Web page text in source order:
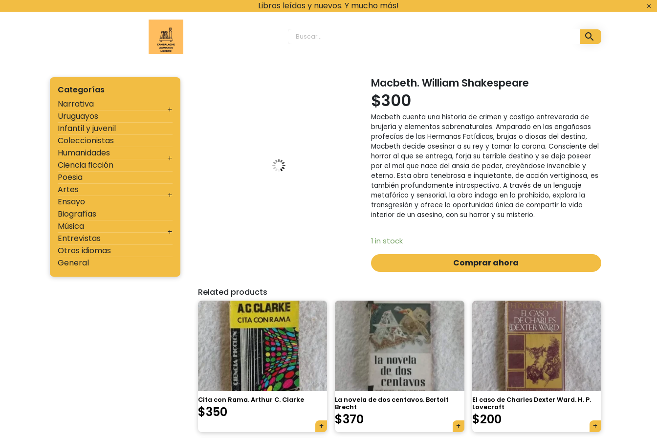
Libros leídos y nuevos. Y mucho más!
Categorías
Narrativa
Uruguayos
Infantil y juvenil
Coleccionistas
Humanidades
Ciencia ficción
Poesia
Artes
Ensayo
Biografías
Música
Entrevistas
Otros idiomas
General
Macbeth. William Shakespeare
$300
Macbeth cuenta una historia de crimen y castigo entreverada de
brujería y elementos sobrenaturales. Amparado en las engañosas
profecías de las Hermanas Fatídicas, brujas o diosas del destino,
Macbeth decide asesinar a su rey y tomar la corona. Consciente del
horror al que se entrega, forja su terrible destino y se deja poseer
por el mal que nace del ansia de poder, creyéndose invencible y
eterno. Esta obra tenebrosa e inquietante, de acción vertiginosa, es
también profundamente introspectiva. A través de un lenguaje
metafórico y sensorial, la obra indaga en lo prohibido, explora la
transgresión y ofrece la oportunidad única de compartir la vida
interior de un asesino, con su horror y su misterio.
1 in stock
Comprar ahora
Related products
Cita con Rama. Arthur C. Clarke
$350
La novela de dos centavos. Bertolt
Brecht
$370
El caso de Charles Dexter Ward. H. P.
Lovecraft
$200